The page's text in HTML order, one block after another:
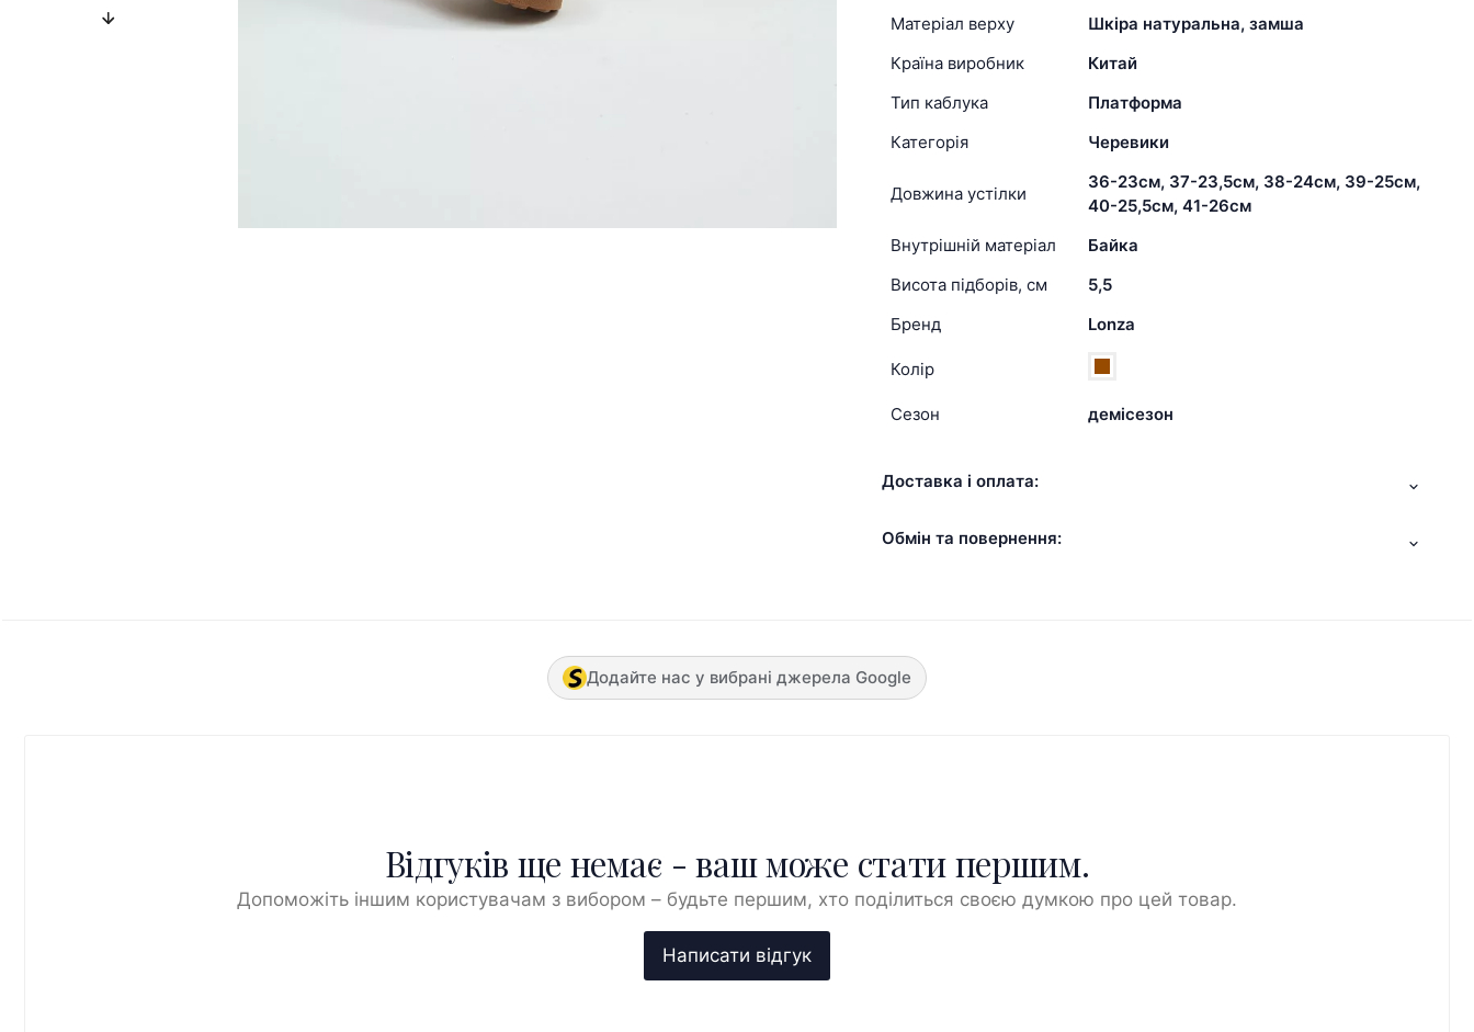
Матеріал верху
Шкіра натуральна, замша
Країна виробник
Китай
Тип каблука
Платформа
Категорія
Черевики
Довжина устілки
36-23см, 37-23,5см, 38-24см, 39-25см,
40-25,5см, 41-26см
Внутрішній матеріал
Байка
Висота підборів, см
5,5
Бренд
Lonza
Колір
Сезон демісезон
Доставка і оплата:
Обмін та повернення:
Додайте нас у вибрані джерела Google
Відгуків ще немає - ваш може стати першим.
Допоможіть іншим користувачам з вибором – будьте першим, хто поділиться своєю думкою про цей товар.